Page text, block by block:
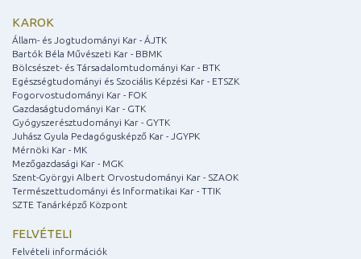
KAROK
Állam- és Jogtudományi Kar - ÁJTK
Bartók Béla Művészeti Kar - BBMK
Bölcsészet- és Társadalomtudományi Kar - BTK
Egészségtudományi és Szociális Képzési Kar - ETSZK
Fogorvostudományi Kar - FOK
Gazdaságtudományi Kar - GTK
Gyógyszerésztudományi Kar - GYTK
Juhász Gyula Pedagógusképző Kar - JGYPK
Mérnöki Kar - MK
Mezőgazdasági Kar - MGK
Szent-Györgyi Albert Orvostudományi Kar - SZAOK
Természettudományi és Informatikai Kar - TTIK
SZTE Tanárképző Központ
FELVÉTELI
Felvételi információk